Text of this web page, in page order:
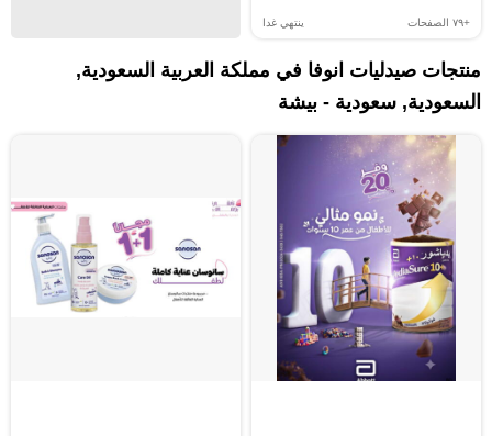
+٧٩ الصفحات ينتهي غدا
منتجات صيدليات انوفا في مملكة العربية السعودية,
السعودية, سعودية - بيشة